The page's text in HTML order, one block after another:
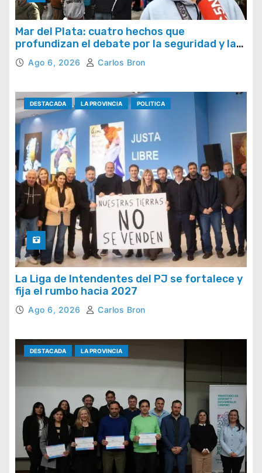
Mar del Plata: cuatro hechos que
profundizan el debate por la seguridad y la
respuesta del Estado
Ago 6, 2026 Carlos Bron
DESTACADA LA PROVINCIA POLITICA
La Liga de Intendentes del PJ se fortalece y
fija el rumbo hacia 2027
Ago 6, 2026 Carlos Bron
DESTACADA LA PROVINCIA